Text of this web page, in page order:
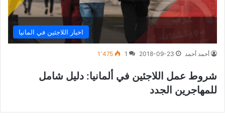
اخبار اللاجئين في المانيا
أحمد أحمد 2018-09-23
1 1٬475
شروط عمل اللاجئين في ألمانيا: دليل شامل
للمهاجرين الجدد